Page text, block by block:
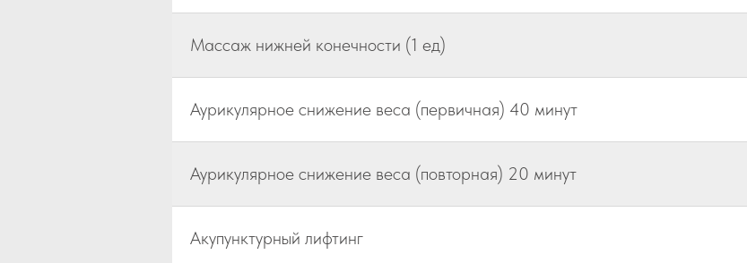
Массаж нижней конечности (1 ед)
Аурикулярное снижение веса (первичная) 40 минут
Аурикулярное снижение веса (повторная) 20 минут
Акупунктурный лифтинг